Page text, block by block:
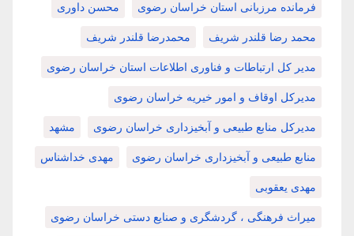
فرمانده مرزبانی استان خراسان رضوی محسن داوری
محمد رضا قلندر شریف محمدرضا قلندر شریف
مدیر کل ارتباطات و فناوری اطلاعات استان خراسان رضوی
مدیرکل اوقاف و امور خیریه خراسان رضوی
مدیرکل منابع طبیعی و آبخیزداری خراسان رضوی مشهد
منابع طبیعی و آبخیزداری خراسان رضوی مهدی خداشناس
مهدی یعقوبی
میراث فرهنگی ، گردشگری و صنایع دستی خراسان رضوی